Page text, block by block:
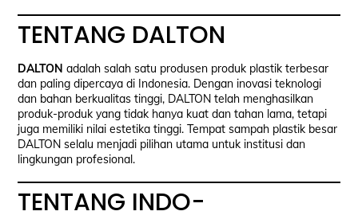
TENTANG DALTON
DALTON adalah salah satu produsen produk plastik terbesar
dan paling dipercaya di Indonesia. Dengan inovasi teknologi
dan bahan berkualitas tinggi, DALTON telah menghasilkan
produk-produk yang tidak hanya kuat dan tahan lama, tetapi
juga memiliki nilai estetika tinggi. Tempat sampah plastik besar
DALTON selalu menjadi pilihan utama untuk institusi dan
lingkungan profesional.
TENTANG INDO-